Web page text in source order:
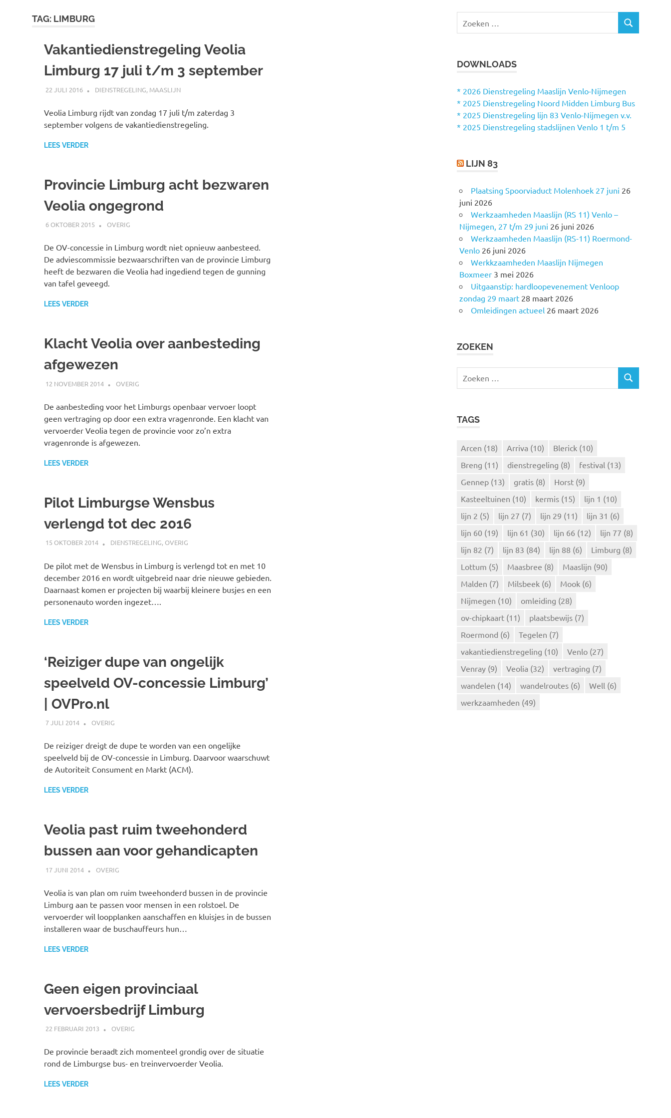
TAG: LIMBURG
Vakantiedienstregeling Veolia
Limburg 17 juli t/m 3 september
22 JULI 2016 JOHAN
DIENSTREGELING, MAASLIJN
Veolia Limburg rijdt van zondag 17 juli t/m zaterdag 3
september volgens de vakantiedienstregeling.
LEES VERDER
Provincie Limburg acht bezwaren
Veolia ongegrond
6 OKTOBER 2015 JOHAN
OVERIG
De OV-concessie in Limburg wordt niet opnieuw aanbesteed.
De adviescommissie bezwaarschriften van de provincie Limburg
heeft de bezwaren die Veolia had ingediend tegen de gunning
van tafel geveegd.
LEES VERDER
Klacht Veolia over aanbesteding
afgewezen
12 NOVEMBER 2014 SPOORZOEKER
OVERIG
De aanbesteding voor het Limburgs openbaar vervoer loopt
geen vertraging op door een extra vragenronde. Een klacht van
vervoerder Veolia tegen de provincie voor zo’n extra
vragenronde is afgewezen.
LEES VERDER
Pilot Limburgse Wensbus
verlengd tot dec 2016
15 OKTOBER 2014 JOHAN
DIENSTREGELING, OVERIG
De pilot met de Wensbus in Limburg is verlengd tot en met 10
december 2016 en wordt uitgebreid naar drie nieuwe gebieden.
Daarnaast komen er projecten bij waarbij kleinere busjes en een
personenauto worden ingezet….
LEES VERDER
‘Reiziger dupe van ongelijk
speelveld OV-concessie Limburg’
| OVPro.nl
7 JULI 2014 JOHAN
OVERIG
De reiziger dreigt de dupe te worden van een ongelijke
speelveld bij de OV-concessie in Limburg. Daarvoor waarschuwt
de Autoriteit Consument en Markt (ACM).
LEES VERDER
Veolia past ruim tweehonderd
bussen aan voor gehandicapten
17 JUNI 2014 JOHAN
OVERIG
Veolia is van plan om ruim tweehonderd bussen in de provincie
Limburg aan te passen voor mensen in een rolstoel. De
vervoerder wil loopplanken aanschaffen en kluisjes in de bussen
installeren waar de buschauffeurs hun…
LEES VERDER
Geen eigen provinciaal
vervoersbedrijf Limburg
22 FEBRUARI 2013 SPOORZOEKER
OVERIG
De provincie beraadt zich momenteel grondig over de situatie
rond de Limburgse bus- en treinvervoerder Veolia.
LEES VERDER
e
n
a
a
r
Z
DOWNLOADS
* 2026 Dienstregeling Maaslijn Venlo-Nijmegen
* 2025 Dienstregeling Noord Midden Limburg Bus
* 2025 Dienstregeling lijn 83 Venlo-Nijmegen v.v.
* 2025 Dienstregeling stadslijnen Venlo 1 t/m 5
LIJN 83
Plaatsing Spoorviaduct Molenhoek 27 juni 26
juni 2026
Werkzaamheden Maaslijn (RS 11) Venlo –
Nijmegen, 27 t/m 29 juni 26 juni 2026
Werkzaamheden Maaslijn (RS-11) Roermond-
Venlo 26 juni 2026
Werkkzaamheden Maaslijn Nijmegen
Boxmeer 3 mei 2026
Uitgaanstip: hardloopevenement Venloop
zondag 29 maart 28 maart 2026
Omleidingen actueel 26 maart 2026
ZOEKEN
e
Z
TAGS
Arcen (18) Arriva (10) Blerick (10)
Breng (11) dienstregeling (8) festival (13)
Gennep (13) gratis (8) Horst (9)
Kasteeltuinen (10) kermis (15) lijn 1 (10)
lijn 2 (5) lijn 27 (7) lijn 29 (11) lijn 31 (6)
lijn 60 (19) lijn 61 (30) lijn 66 (12) lijn 77 (8)
lijn 82 (7) lijn 83 (84) lijn 88 (6) Limburg (8)
Lottum (5) Maasbree (8) Maaslijn (90)
Malden (7) Milsbeek (6) Mook (6)
Nijmegen (10) omleiding (28)
ov-chipkaart (11) plaatsbewijs (7)
Roermond (6) Tegelen (7)
vakantiedienstregeling (10) Venlo (27)
Venray (9) Veolia (32) vertraging (7)
wandelen (14) wandelroutes (6) Well (6)
werkzaamheden (49)